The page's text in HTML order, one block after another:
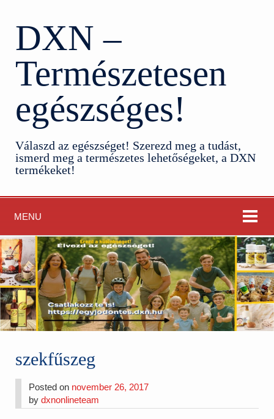
DXN –
Természetesen
egészséges!
Válaszd az egészséget! Szerezd meg a tudást,
ismerd meg a természetes lehetőségeket, a DXN
termékeket!
MENU
szekfűszeg
Posted on november 26, 2017
bydxnonlineteam